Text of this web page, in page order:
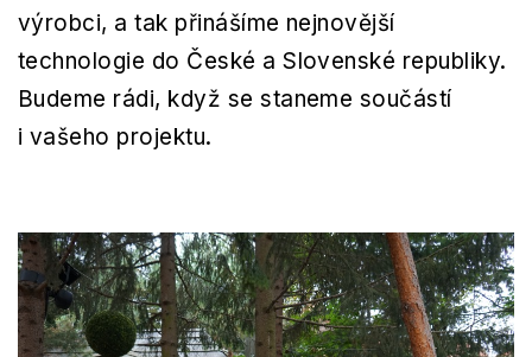
výrobci, a tak přinášíme nejnovější
technologie do České a Slovenské republiky.
Budeme rádi, když se staneme součástí
i vašeho projektu.